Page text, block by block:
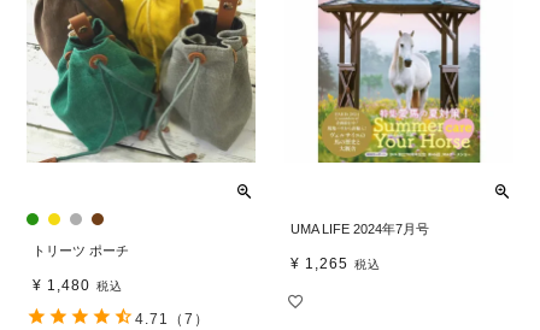
トリーツ ポーチ
¥ 1,480 税込
4.71 （7）
UMA LIFE 2024年7月号
¥ 1,265 税込